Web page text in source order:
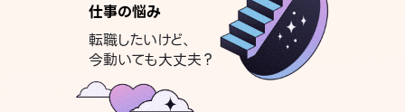
仕事の悩み
転職したいけど、
今動いても大丈夫？